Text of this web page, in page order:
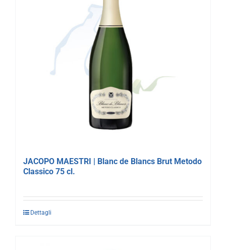
JACOPO MAESTRI | Blanc de Blancs Brut Metodo
Classico 75 cl.
Dettagli